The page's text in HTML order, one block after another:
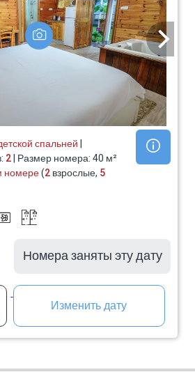
спальней|
2| Размер номера: 40 м²
номере(2взрослые, 5
Номера заняты эту дату
Изменить дату